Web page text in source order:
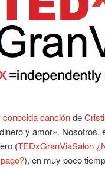
conocida canciónde
y amor». Nosotros,
(TEDxGranViaSalon
), en muy poco